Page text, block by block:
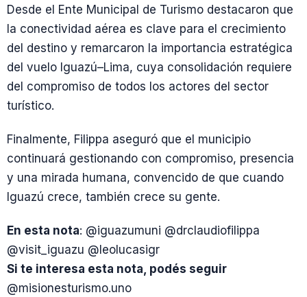
Desde el Ente Municipal de Turismo destacaron que
la conectividad aérea es clave para el crecimiento
del destino y remarcaron la importancia estratégica
del vuelo Iguazú–Lima, cuya consolidación requiere
del compromiso de todos los actores del sector
turístico.
Finalmente, Filippa aseguró que el municipio
continuará gestionando con compromiso, presencia
y una mirada humana, convencido de que cuando
Iguazú crece, también crece su gente.
En esta nota: @iguazumuni @drclaudiofilippa
@visit_iguazu @leolucasigr
Si te interesa esta nota, podés seguir
@misionesturismo.uno